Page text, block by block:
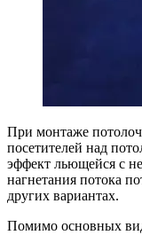
При монтаже
посетителей над
эффект льющейся с
нагнетания потока
других вариантах.
Помимо основных